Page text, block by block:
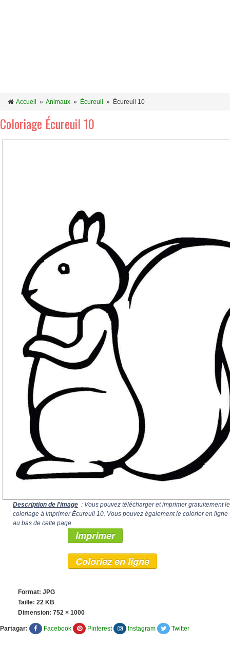
Accueil » Animaux » Écureuil » Écureuil 10
Coloriage Écureuil 10
Description de l'image : Vous pouvez télécharger et imprimer gratuitement le
coloriage à imprimer Écureuil 10. Vous pouvez également le colorier en ligne
au bas de cette page.
Imprimer
Coloriez en ligne
Format: JPG
Taille: 22 KB
Dimension: 752 × 1000
Partagar: Facebook Pinterest Instagram Twitter